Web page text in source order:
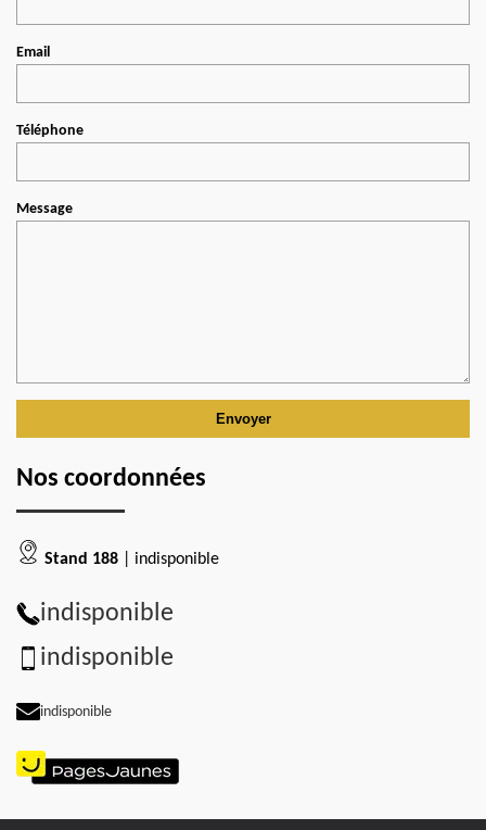
Email
Téléphone
Message
Nos coordonnées
Stand 188 | indisponible
indisponible
indisponible
indisponible